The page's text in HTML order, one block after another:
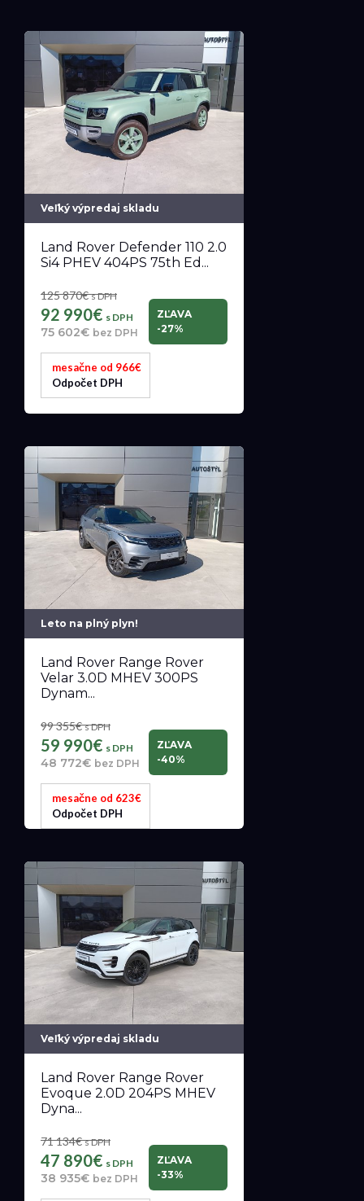
Veľký výpredaj skladu
Land Rover Defender 110 2.0
Si4 PHEV 404PS 75th Ed...
125 870€s DPH
92 990€ s DPH
75 602€ bez DPH
ZĽAVA
-27%
mesačne od 966€
Odpočet DPH
Leto na plný plyn!
Land Rover Range Rover
Velar 3.0D MHEV 300PS
Dynam...
99 355€s DPH
59 990€ s DPH
48 772€ bez DPH
ZĽAVA
-40%
mesačne od 623€
Odpočet DPH
Veľký výpredaj skladu
Land Rover Range Rover
Evoque 2.0D 204PS MHEV
Dyna...
71 134€s DPH
47 890€ s DPH
38 935€ bez DPH
ZĽAVA
-33%